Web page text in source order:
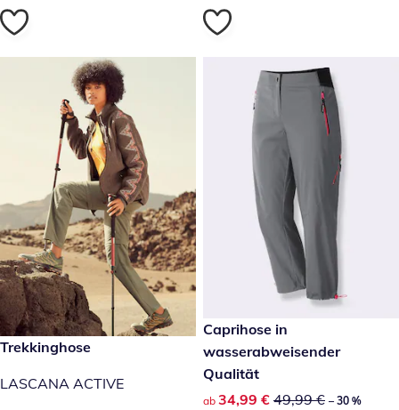
69,99 €
Sale
Trekkinghose
LASCANA ACTIVE
reduzierter Preis 34,99 €,
-30 %
Caprihose in
wasserabweisender
Qualität
reduzierter Preis 34,99 €,
ab 34,99 € 49,99 € – 30 %